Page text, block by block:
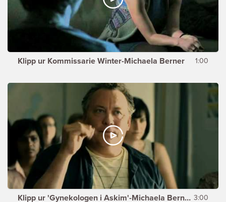
Klipp ur Kommissarie Winter-Michaela Berner 1:00
Klipp ur 'Gynekologen i Askim'-Michaela Berner 3:00